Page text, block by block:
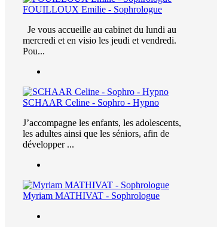
FOUILLOUX Emilie - Sophrologue
Je vous accueille au cabinet du lundi au
mercredi et en visio les jeudi et vendredi.
Pou...
SCHAAR Celine - Sophro - Hypno
J’accompagne les enfants, les adolescents,
les adultes ainsi que les séniors, afin de
développer ...
Myriam MATHIVAT - Sophrologue